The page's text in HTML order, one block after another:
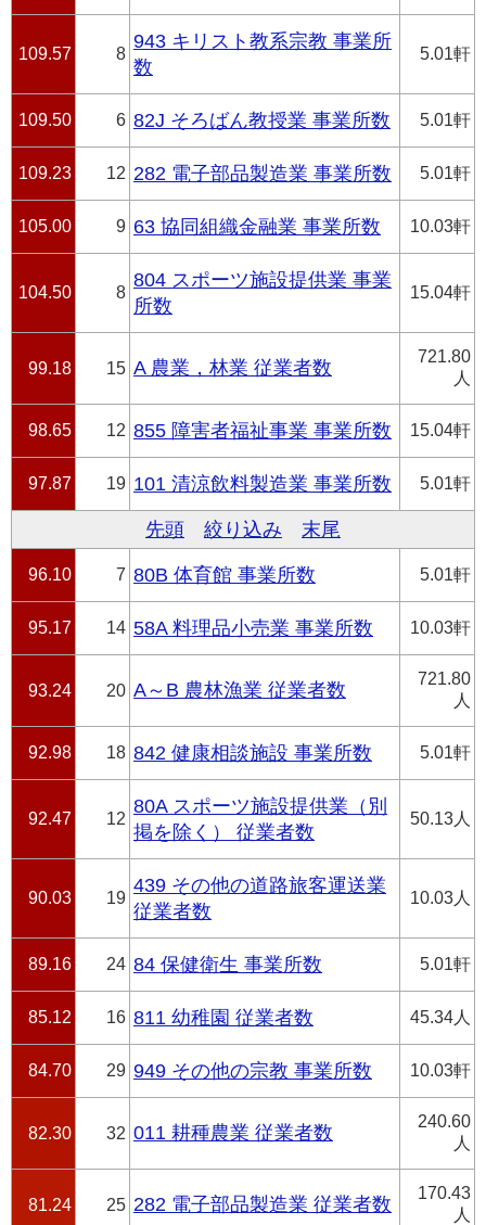
109.57 8
943 キリスト教系宗教 事業所
数
5.01軒
109.50 6 82J そろばん教授業 事業所数 5.01軒
109.23 12 282 電子部品製造業 事業所数 5.01軒
105.00 9 63 協同組織金融業 事業所数 10.03軒
104.50 8
804 スポーツ施設提供業 事業
所数
15.04軒
99.18 15 A 農業，林業 従業者数
721.80
人
98.65 12 855 障害者福祉事業 事業所数 15.04軒
97.87 19 101 清涼飲料製造業 事業所数 5.01軒
先頭 絞り込み 末尾
96.10 7 80B 体育館 事業所数 5.01軒
95.17 14 58A 料理品小売業 事業所数 10.03軒
93.24 20 A～B 農林漁業 従業者数
721.80
人
92.98 18 842 健康相談施設 事業所数 5.01軒
92.47 12
80A スポーツ施設提供業（別
掲を除く） 従業者数
50.13人
90.03 19
439 その他の道路旅客運送業
従業者数
10.03人
89.16 24 84 保健衛生 事業所数 5.01軒
85.12 16 811 幼稚園 従業者数 45.34人
84.70 29 949 その他の宗教 事業所数 10.03軒
82.30 32 011 耕種農業 従業者数
240.60
人
81.24 25 282 電子部品製造業 従業者数
170.43
人